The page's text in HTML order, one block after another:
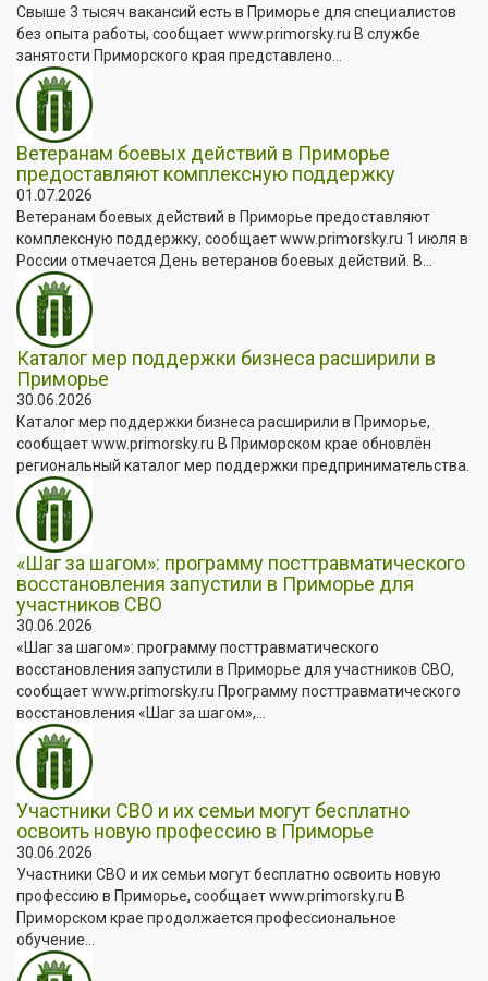
Свыше 3 тысяч вакансий есть в Приморье для специалистов
без опыта работы, сообщает www.primorsky.ru В службе
занятости Приморского края представлено...
Ветеранам боевых действий в Приморье
предоставляют комплексную поддержку
01.07.2026
Ветеранам боевых действий в Приморье предоставляют
комплексную поддержку, сообщает www.primorsky.ru 1 июля в
России отмечается День ветеранов боевых действий. В...
Каталог мер поддержки бизнеса расширили в
Приморье
30.06.2026
Каталог мер поддержки бизнеса расширили в Приморье,
сообщает www.primorsky.ru В Приморском крае обновлён
региональный каталог мер поддержки предпринимательства.
«Шаг за шагом»: программу посттравматического
восстановления запустили в Приморье для
участников СВО
30.06.2026
«Шаг за шагом»: программу посттравматического
восстановления запустили в Приморье для участников СВО,
сообщает www.primorsky.ru Программу посттравматического
восстановления «Шаг за шагом»,...
Участники СВО и их семьи могут бесплатно
освоить новую профессию в Приморье
30.06.2026
Участники СВО и их семьи могут бесплатно освоить новую
профессию в Приморье, сообщает www.primorsky.ru В
Приморском крае продолжается профессиональное
обучение...